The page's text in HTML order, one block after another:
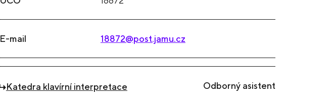
E-mail 18872@post.jamu.cz
Odborný asistent
Katedra klavírní interpretace